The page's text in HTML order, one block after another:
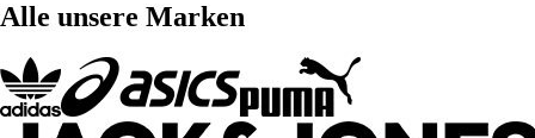
Alle unsere Marken